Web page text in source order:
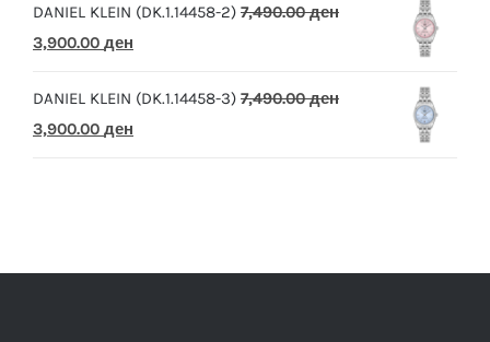
was:
10,390.00 ден.
is:
5,500.00 ден.
DANIEL KLEIN (DK.1.14458-2) 7,490.00ден
Original
was:
7,490.00 ден.
3,900.00 ден
is:
3,900.00 ден.
DANIEL KLEIN (DK.1.14458-3) 7,490.00ден
Original
3,900.00 ден